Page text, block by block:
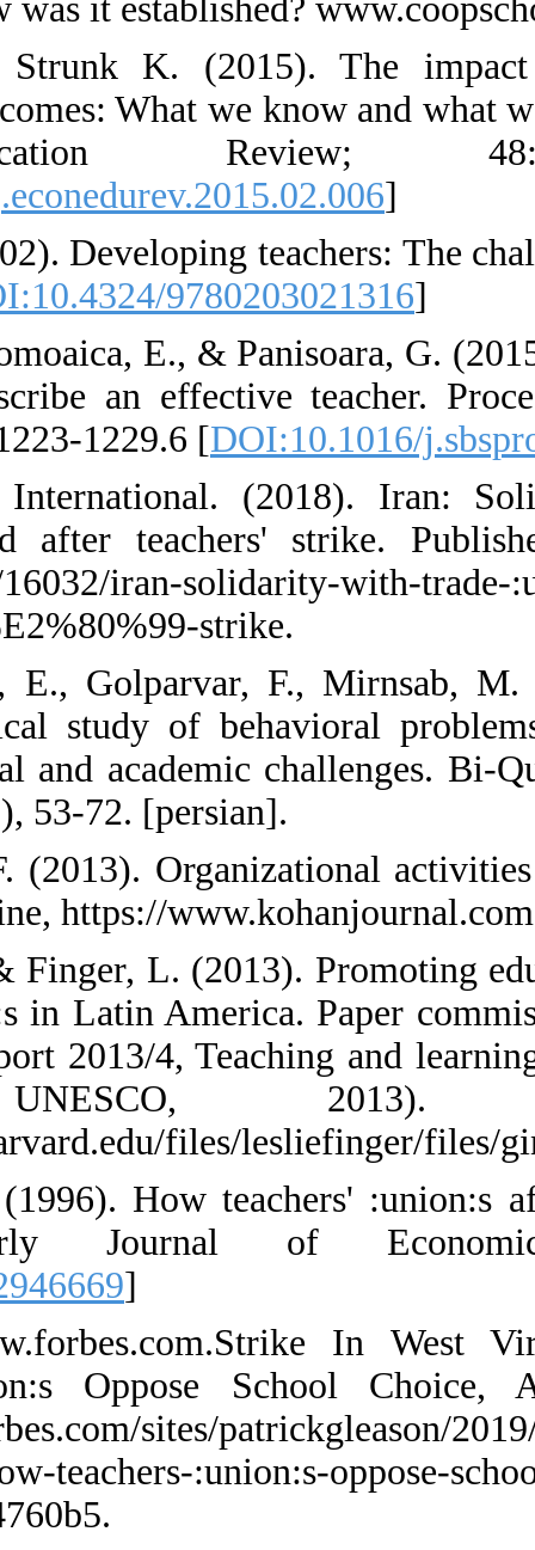
:union: and
20. Cowen J,
educational
of
[DOI:10.1016/
21. Day, C.
Routledge. [
22. Duta, N.,
defining to
Sciences, 197:
23. Education
leaders
ie.org/en/detail/
after-
24. Fathi
Emotional-
Consulting,
25. Forghani,
Internet
26. Gindin, J,
Monitoring
(Paris:
http://
27. Hoxby, C.
The
28. https://
Teachers
https://
demonstrates-